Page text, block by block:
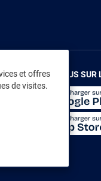
et offres
de visites.
RENDEZ-VOUS SUR